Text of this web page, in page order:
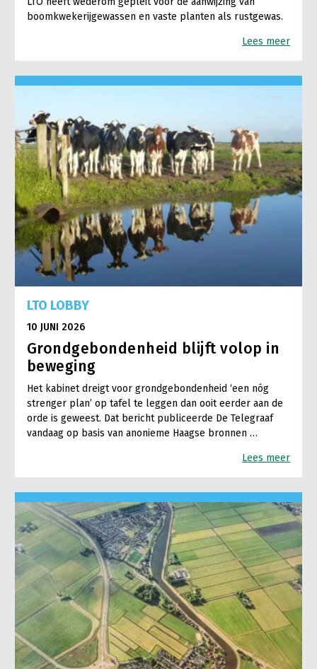
boomkwekerijgewassen en vaste planten als rustgewas.
Lees meer
LTO LOBBY
10 JUNI 2026
Grondgebondenheid blijft volop in
beweging
Het kabinet dreigt voor grondgebondenheid ‘een nóg
strenger plan’ op tafel te leggen dan ooit eerder aan de
orde is geweest. Dat bericht publiceerde De Telegraaf
vandaag op basis van anonieme Haagse bronnen …
Lees meer